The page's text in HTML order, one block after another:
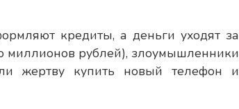
кредиты, а деньги уходят за
миллионов рублей), злоумышленники
жертву купить новый телефон и